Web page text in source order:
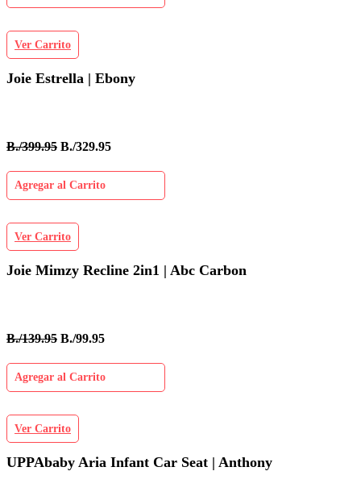
Ver Carrito
Joie Estrella | Ebony
B./399.95 B./329.95
Agregar al Carrito
Ver Carrito
Joie Mimzy Recline 2in1 | Abc Carbon
B./139.95 B./99.95
Agregar al Carrito
Ver Carrito
UPPAbaby Aria Infant Car Seat | Anthony